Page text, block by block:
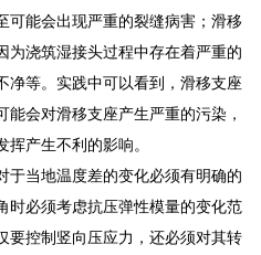
可能会出现严重的裂缝病害；滑移
为浇筑湿接头过程中存在着严重的
净等。实践中可以看到，滑移支座
会对滑移支座产生严重的污染，
产生不利的影响。
于当地温度差的变化必须有明确的
时必须考虑抗压弹性模量的变化范
要控制竖向压应力，还必须对其转